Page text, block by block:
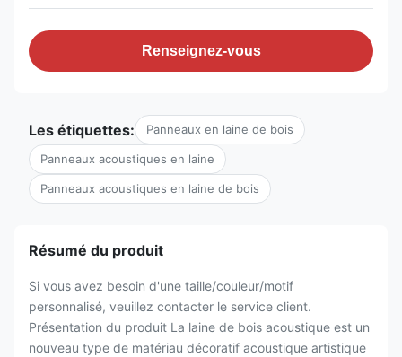
Renseignez-vous
Les étiquettes: Panneaux en laine de bois
Panneaux acoustiques en laine
Panneaux acoustiques en laine de bois
Résumé du produit
Si vous avez besoin d'une taille/couleur/motif
personnalisé, veuillez contacter le service client.
Présentation du produit La laine de bois acoustique est un
nouveau type de matériau décoratif acoustique artistique